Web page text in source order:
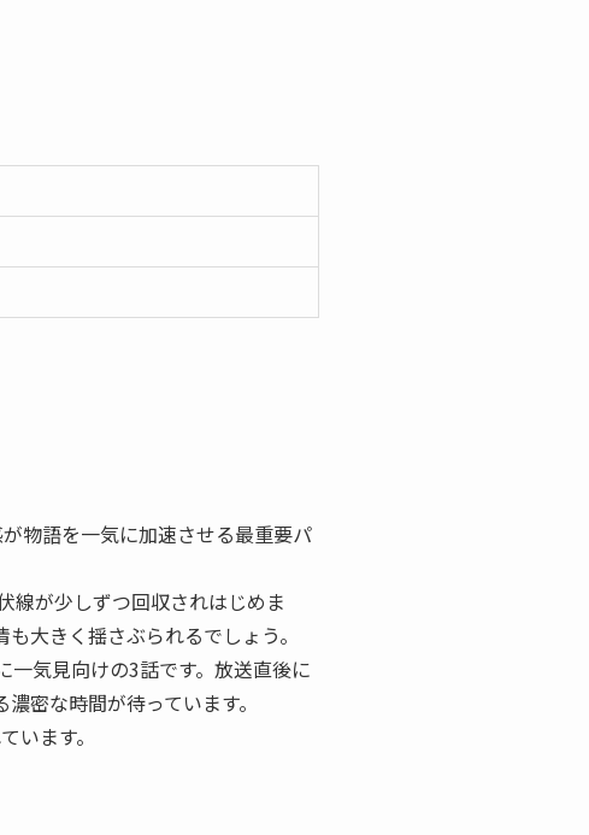
物語を一気に加速させる最重要パ
線が少しずつ回収されはじめま
大きく揺さぶられるでしょう。
気見向けの3話です。放送直後に
密な時間が待っています。
います。